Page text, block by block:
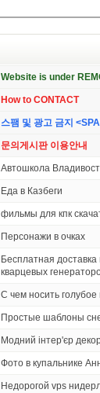
Website is under
How to CONTACT
스팸 및 광고 금지
문의게시판 이용안내
Автошкола
Еда в Казбеги
фильмы для кпк
Персонажи в очках
Бесплатная
кварцевых
С чем носить голубое
Простые шаблоны
Модний інтер'єр
Фото в купальнике
Недорогой vps